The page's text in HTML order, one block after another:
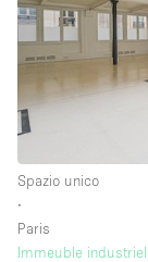
Piano/Accesso
Piano terra
Spazio unico
∙
Paris
Immeuble